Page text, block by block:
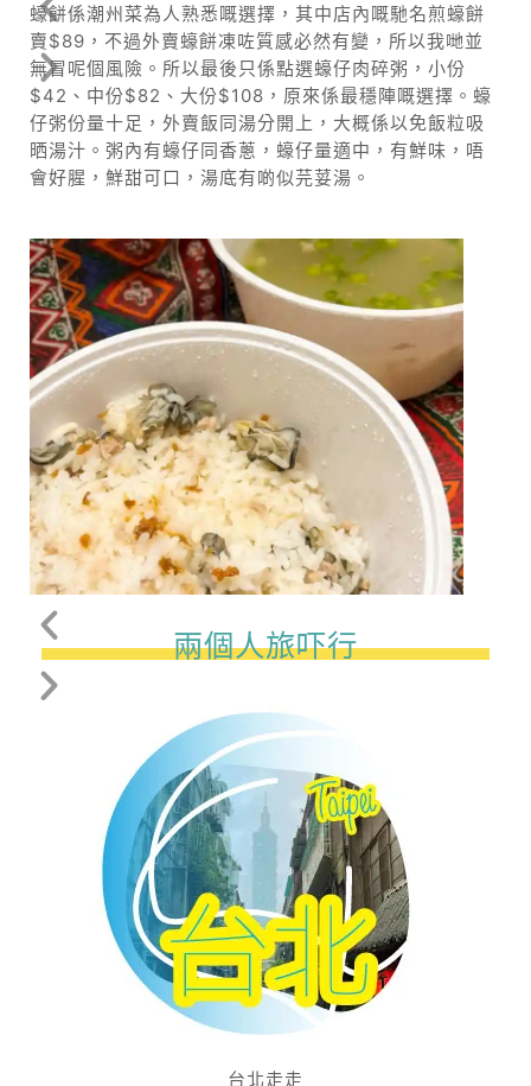
蠔餅係潮州菜為人熟悉嘅選擇，其中店內嘅馳名煎蠔餅
賣$89，不過外賣蠔餅凍咗質感必然有變，所以我哋並
無冒呢個風險。所以最後只係點選蠔仔肉碎粥，小份
$42、中份$82、大份$108，原來係最穩陣嘅選擇。蠔
仔粥份量十足，外賣飯同湯分開上，大概係以免飯粒吸
晒湯汁。粥內有蠔仔同香蔥，蠔仔量適中，有鮮味，唔
會好腥，鮮甜可口，湯底有啲似芫荽湯。
兩個人旅吓行
台北走走